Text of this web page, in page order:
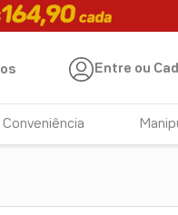
Entre ou
Conveniência